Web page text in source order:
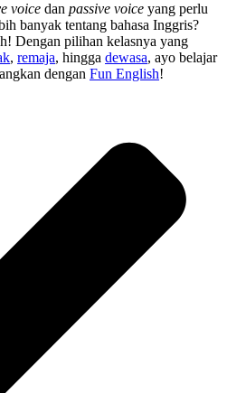
voice dan passive voice yang perlu
banyak tentang bahasa Inggris?
Dengan pilihan kelasnya yang
, remaja, hingga dewasa, ayo belajar
dengan Fun English!